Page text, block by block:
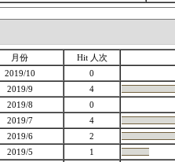
月份 Hit 人次
2019/10
0
2019/9
4
2019/8
0
2019/7
4
2019/6
2
2019/5
1